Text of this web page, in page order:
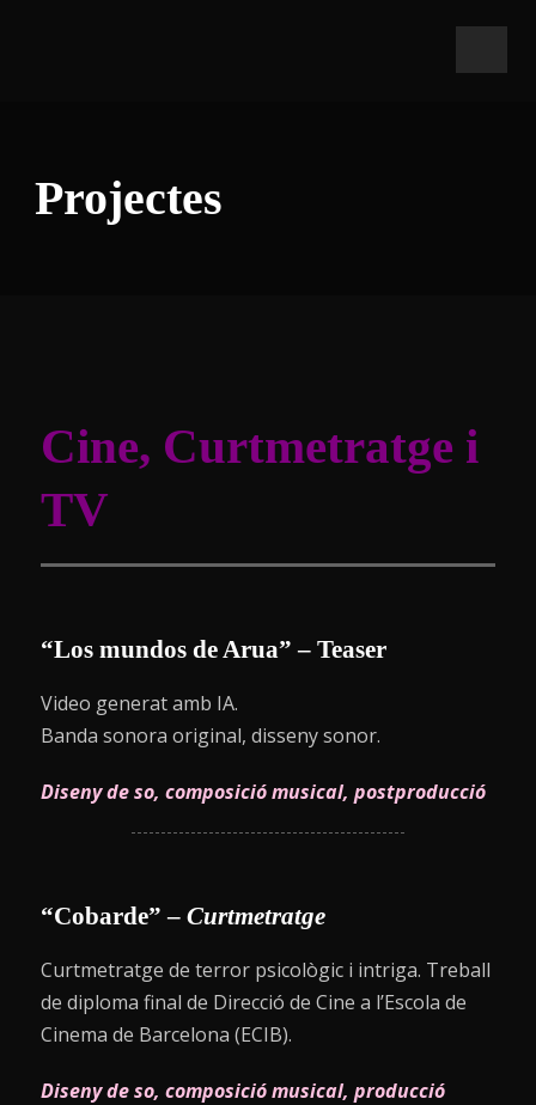
Projectes
Cine, Curtmetratge i
TV
“Los mundos de Arua” – Teaser
Video generat amb IA.
Banda sonora original, disseny sonor.
Diseny de so, composició musical, postproducció
“Cobarde” – Curtmetratge
Curtmetratge de terror psicològic i intriga. Treball
de diploma final de Direcció de Cine a l’Escola de
Cinema de Barcelona (ECIB).
Diseny de so, composició musical, producció